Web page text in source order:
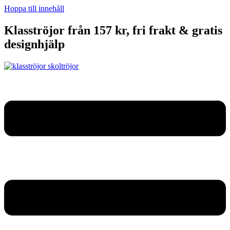
Hoppa till innehåll
Klasströjor från 157 kr, fri frakt & gratis
designhjälp